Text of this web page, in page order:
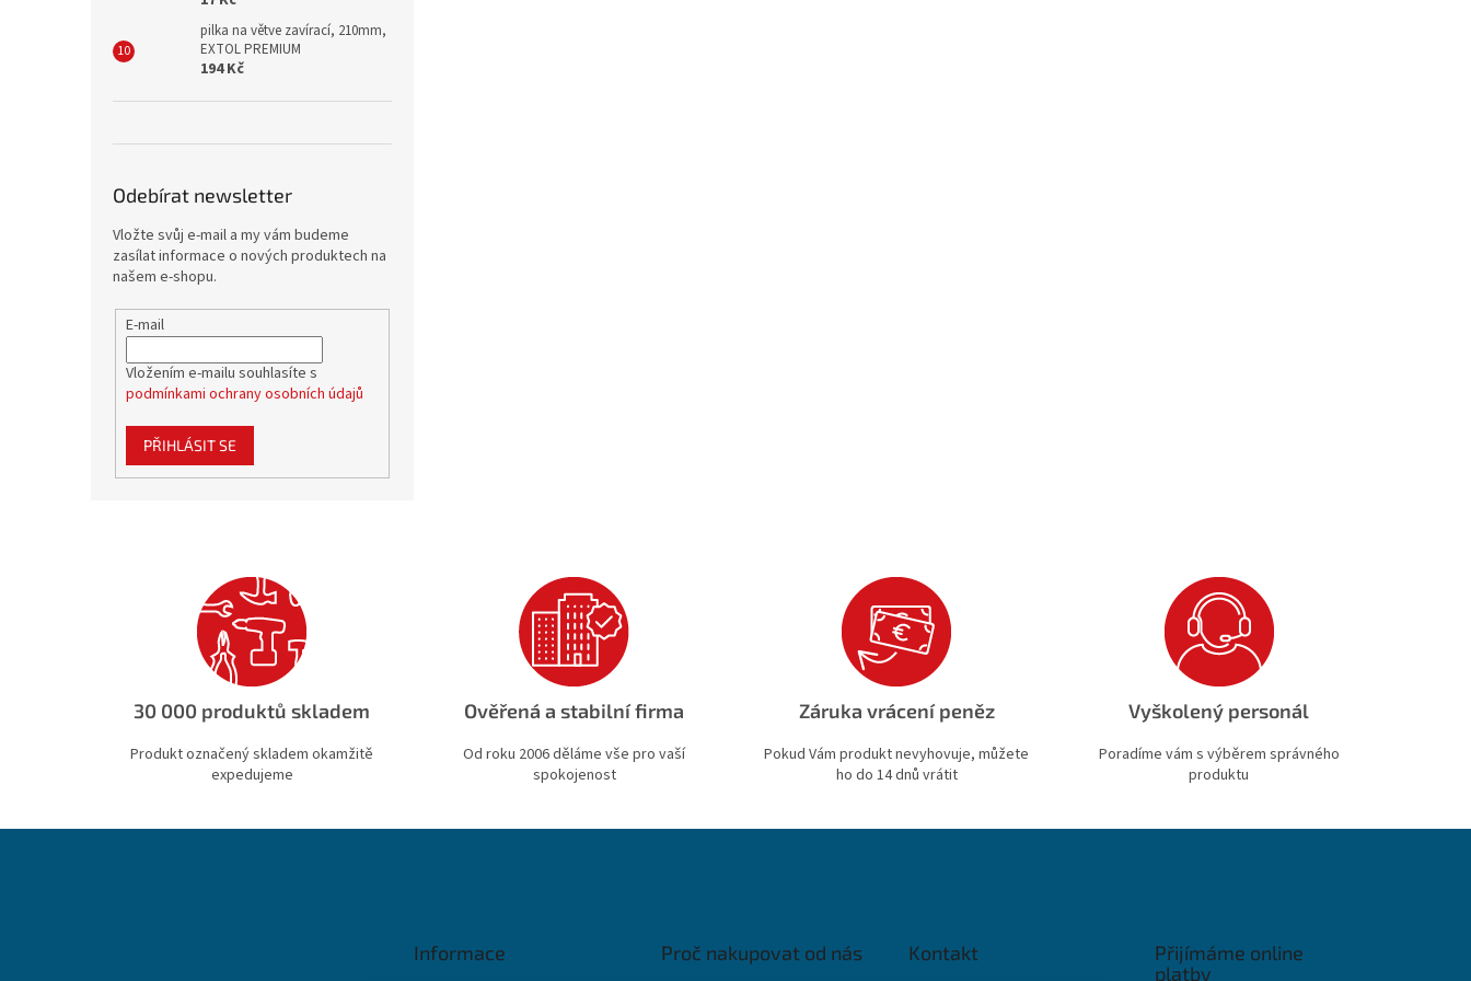
pilka na větve zavírací, 210mm,
EXTOL PREMIUM
194 Kč
Odebírat newsletter
Vložte svůj e-mail a my vám budeme
zasílat informace o nových produktech na
našem e-shopu.
E-mail
Vložením e-mailu souhlasíte s
podmínkami ochrany osobních údajů
PŘIHLÁSIT SE
30 000 produktů skladem
Produkt označený skladem okamžitě
expedujeme
Ověřená a stabilní firma
Od roku 2006 děláme vše pro vaší
spokojenost
Záruka vrácení peněz
Pokud Vám produkt nevyhovuje, můžete
ho do 14 dnů vrátit
Vyškolený personál
Poradíme vám s výběrem správného
produktu
Informace Proč nakupovat od nás Kontakt
Přijímáme online
platby